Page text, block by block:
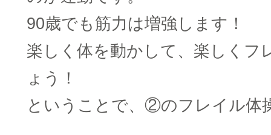
90歳でも筋力は増強します！
楽しく体を動かして、楽しくフ
ょう！
ということで、②のフレイル体